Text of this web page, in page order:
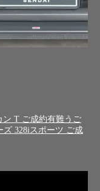
T ご成約有難うご
328iスポーツ ご成